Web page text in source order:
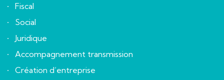
Fiscal
Social
Juridique
Accompagnement transmission
Création d’entreprise